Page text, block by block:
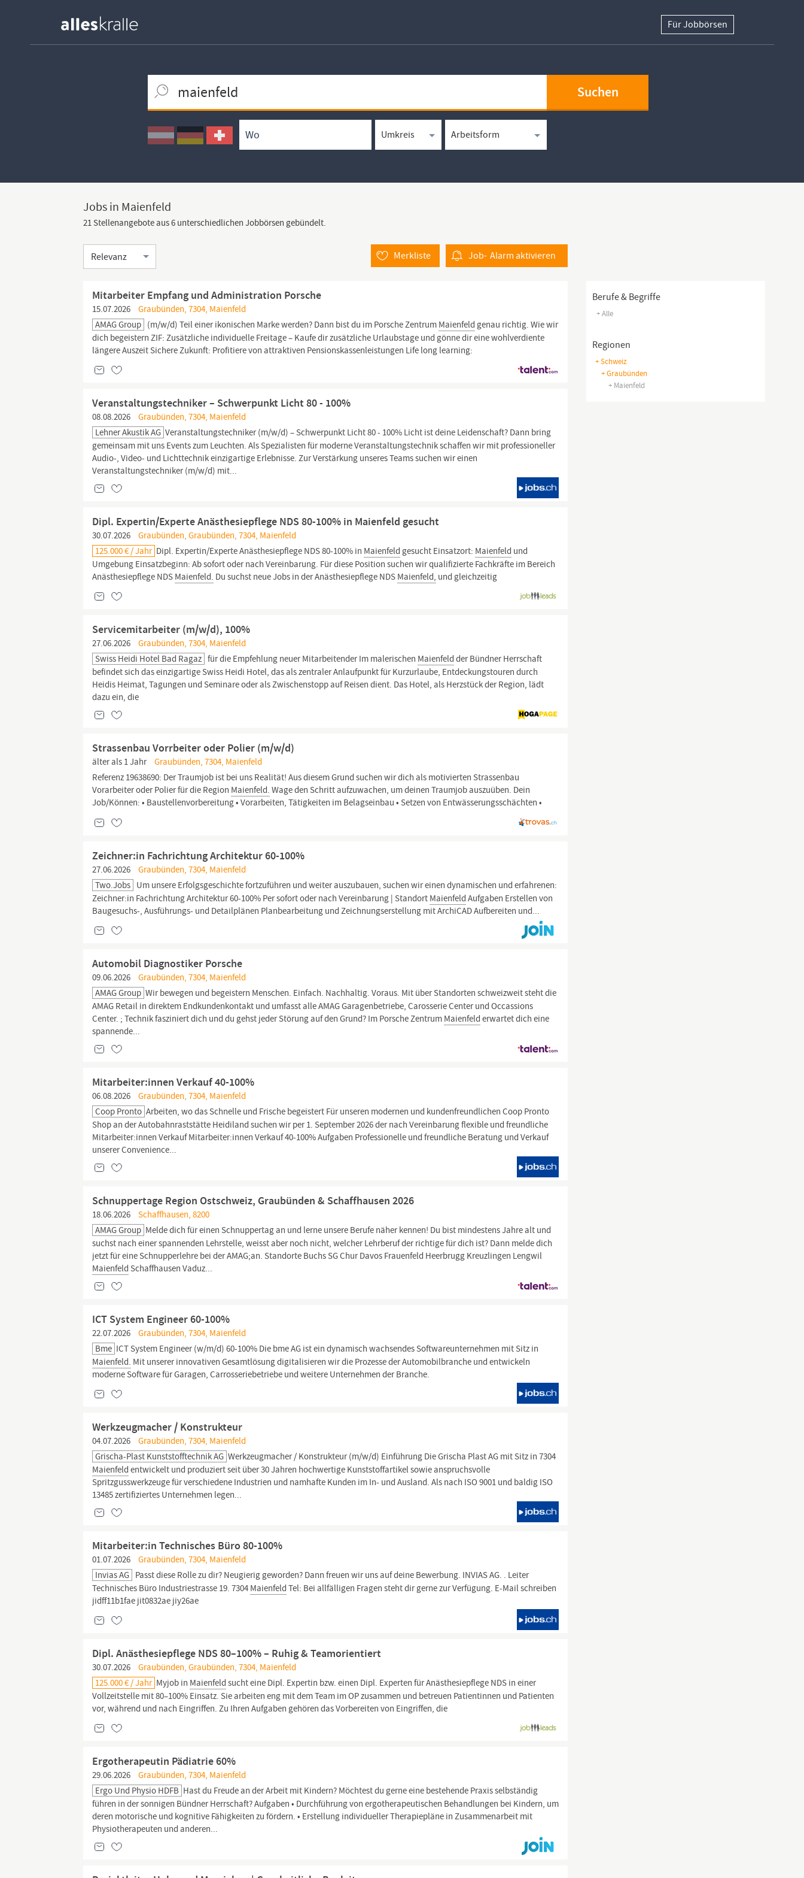
Für Jobbörsen
Ortssuche
Umkreissuche
Arbeitsform
Berufe & Begriffe
+ Alle
Regionen
+ Schweiz
+ Graubünden
+ Maienfeld
Jobs in Maienfeld
21 Stellenangebote aus 6 unterschiedlichen Jobbörsen gebündelt.
Sortierung Job- Alarmaktivieren
Merkliste
Mitarbeiter Empfang und Administration Porsche
15.07.2026
Graubünden, 7304, Maienfeld
AMAG Group (m/w/d) Teil einer ikonischen Marke werden? Dann bist du im Porsche Zentrum Maienfeld genau richtig. Wie wir
dich begeistern ZIF: Zusätzliche individuelle Freitage – Kaufe dir zusätzliche Urlaubstage und gönne dir eine wohlverdiente
längere Auszeit Sichere Zukunft: Profitiere von attraktiven Pensionskassenleistungen Life long learning:
Veranstaltungstechniker – Schwerpunkt Licht 80 - 100%
08.08.2026
Graubünden, 7304, Maienfeld
Lehner Akustik AG Veranstaltungstechniker (m/w/d) – Schwerpunkt Licht 80 - 100% Licht ist deine Leidenschaft? Dann bring
gemeinsam mit uns Events zum Leuchten. Als Spezialisten für moderne Veranstaltungstechnik schaffen wir mit professioneller
Audio-, Video- und Lichttechnik einzigartige Erlebnisse. Zur Verstärkung unseres Teams suchen wir einen
Veranstaltungstechniker (m/w/d) mit...
Dipl. Expertin/Experte Anästhesiepflege NDS 80-100% in Maienfeld gesucht
30.07.2026
Graubünden, Graubünden, 7304, Maienfeld
125.000 € / Jahr Dipl. Expertin/Experte Anästhesiepflege NDS 80-100% in Maienfeld gesucht Einsatzort: Maienfeld und
Umgebung Einsatzbeginn: Ab sofort oder nach Vereinbarung. Für diese Position suchen wir qualifizierte Fachkräfte im Bereich
Anästhesiepflege NDS Maienfeld. Du suchst neue Jobs in der Anästhesiepflege NDS Maienfeld, und gleichzeitig
Servicemitarbeiter (m/w/d), 100%
27.06.2026
Graubünden, 7304, Maienfeld
Swiss Heidi Hotel Bad Ragaz für die Empfehlung neuer Mitarbeitender Im malerischen Maienfeld der Bündner Herrschaft
befindet sich das einzigartige Swiss Heidi Hotel, das als zentraler Anlaufpunkt für Kurzurlaube, Entdeckungstouren durch
Heidis Heimat, Tagungen und Seminare oder als Zwischenstopp auf Reisen dient. Das Hotel, als Herzstück der Region, lädt
dazu ein, die
Strassenbau Vorrbeiter oder Polier (m/w/d)
älter als 1 Jahr
Graubünden, 7304, Maienfeld
Referenz 19638690: Der Traumjob ist bei uns Realität! Aus diesem Grund suchen wir dich als motivierten Strassenbau
Vorarbeiter oder Polier für die Region Maienfeld. Wage den Schritt aufzuwachen, um deinen Traumjob auszuüben. Dein
Job/Können: • Baustellenvorbereitung • Vorarbeiten, Tätigkeiten im Belagseinbau • Setzen von Entwässerungsschächten •
Zeichner:in Fachrichtung Architektur 60-100%
27.06.2026
Graubünden, 7304, Maienfeld
Two.jobs Um unsere Erfolgsgeschichte fortzuführen und weiter auszubauen, suchen wir einen dynamischen und erfahrenen:
Zeichner:in Fachrichtung Architektur 60-100% Per sofort oder nach Vereinbarung | Standort Maienfeld Aufgaben Erstellen von
Baugesuchs-, Ausführungs- und Detailplänen Planbearbeitung und Zeichnungserstellung mit ArchiCAD Aufbereiten und...
Automobil Diagnostiker Porsche
09.06.2026
Graubünden, 7304, Maienfeld
AMAG Group Wir bewegen und begeistern Menschen. Einfach. Nachhaltig. Voraus. Mit über Standorten schweizweit steht die
AMAG Retail in direktem Endkundenkontakt und umfasst alle AMAG Garagenbetriebe, Carosserie Center und Occassions
Center. ; Technik fasziniert dich und du gehst jeder Störung auf den Grund? Im Porsche Zentrum Maienfeld erwartet dich eine
spannende...
Mitarbeiter:innen Verkauf 40-100%
06.08.2026
Graubünden, 7304, Maienfeld
Coop Pronto Arbeiten, wo das Schnelle und Frische begeistert Für unseren modernen und kundenfreundlichen Coop Pronto
Shop an der Autobahnraststätte Heidiland suchen wir per 1. September 2026 der nach Vereinbarung flexible und freundliche
Mitarbeiter:innen Verkauf Mitarbeiter:innen Verkauf 40-100% Aufgaben Professionelle und freundliche Beratung und Verkauf
unserer Convenience...
Schnuppertage Region Ostschweiz, Graubünden & Schaffhausen 2026
18.06.2026
Schaffhausen, 8200
AMAG Group Melde dich für einen Schnuppertag an und lerne unsere Berufe näher kennen! Du bist mindestens Jahre alt und
suchst nach einer spannenden Lehrstelle, weisst aber noch nicht, welcher Lehrberuf der richtige für dich ist? Dann melde dich
jetzt für eine Schnupperlehre bei der AMAG;an. Standorte Buchs SG Chur Davos Frauenfeld Heerbrugg Kreuzlingen Lengwil
Maienfeld Schaffhausen Vaduz...
ICT System Engineer 60-100%
22.07.2026
Graubünden, 7304, Maienfeld
Bme ICT System Engineer (w/m/d) 60-100% Die bme AG ist ein dynamisch wachsendes Softwareunternehmen mit Sitz in
Maienfeld. Mit unserer innovativen Gesamtlösung digitalisieren wir die Prozesse der Automobilbranche und entwickeln
moderne Software für Garagen, Carrosseriebetriebe und weitere Unternehmen der Branche.
Werkzeugmacher / Konstrukteur
04.07.2026
Graubünden, 7304, Maienfeld
Grischa-Plast Kunststofftechnik AG Werkzeugmacher / Konstrukteur (m/w/d) Einführung Die Grischa Plast AG mit Sitz in 7304
Maienfeld entwickelt und produziert seit über 30 Jahren hochwertige Kunststoffartikel sowie anspruchsvolle
Spritzgusswerkzeuge für verschiedene Industrien und namhafte Kunden im In- und Ausland. Als nach ISO 9001 und baldig ISO
13485 zertifiziertes Unternehmen legen...
Mitarbeiter:in Technisches Büro 80-100%
01.07.2026
Graubünden, 7304, Maienfeld
Invias AG Passt diese Rolle zu dir? Neugierig geworden? Dann freuen wir uns auf deine Bewerbung. INVIAS AG. . Leiter
Technisches Büro Industriestrasse 19. 7304 Maienfeld Tel: Bei allfälligen Fragen steht dir gerne zur Verfügung. E-Mail schreiben
jidff11b1fae jit0832ae jiy26ae
Dipl. Anästhesiepflege NDS 80–100% – Ruhig & Teamorientiert
30.07.2026
Graubünden, Graubünden, 7304, Maienfeld
125.000 € / Jahr Myjob in Maienfeld sucht eine Dipl. Expertin bzw. einen Dipl. Experten für Anästhesiepflege NDS in einer
Vollzeitstelle mit 80–100% Einsatz. Sie arbeiten eng mit dem Team im OP zusammen und betreuen Patientinnen und Patienten
vor, während und nach Eingriffen. Zu Ihren Aufgaben gehören das Vorbereiten von Eingriffen, die
Ergotherapeutin Pädiatrie 60%
29.06.2026
Graubünden, 7304, Maienfeld
Ergo Und Physio HDFB Hast du Freude an der Arbeit mit Kindern? Möchtest du gerne eine bestehende Praxis selbständig
führen in der sonnigen Bündner Herrschaft? Aufgaben • Durchführung von ergotherapeutischen Behandlungen bei Kindern, um
deren motorische und kognitive Fähigkeiten zu fördern. • Erstellung individueller Therapiepläne in Zusammenarbeit mit
Physiotherapeuten und anderen...